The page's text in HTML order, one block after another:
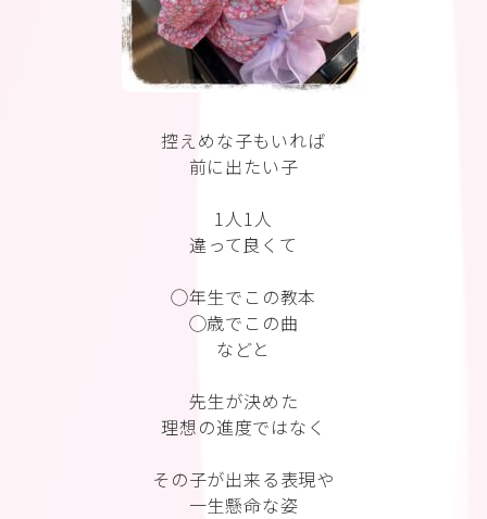
控えめな子もいれば
前に出たい子
1人1人
違って良くて
◯年生でこの教本
◯歳でこの曲
などと
先生が決めた
理想の進度ではなく
その子が出来る表現や
一生懸命な姿